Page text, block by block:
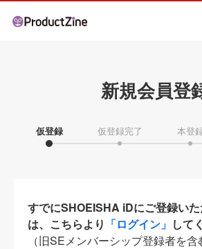
新規会員登
仮登録 仮登録完了 本登
すでにSHOEISHA iDにご登録い
は、こちらより 「ログイン」 して
（旧SEメンバーシップ登録者を含